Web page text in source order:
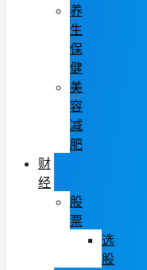
养
生
保
健
美
容
减
肥
财
经
股
票
选
股